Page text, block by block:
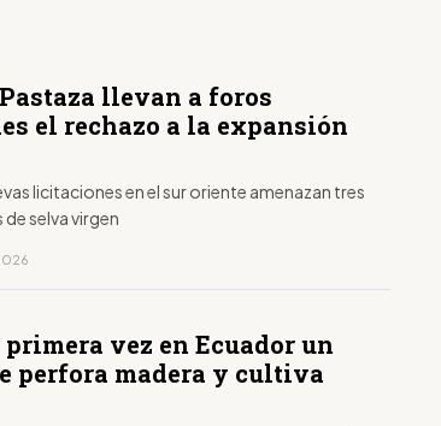
llevan a foros
el rechazo a la expansión
licitaciones en el sur oriente amenazan tres
selva virgen
vez en Ecuador un
perfora madera y cultiva